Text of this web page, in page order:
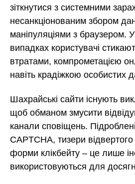
зіткнутися з системними
несанкціонованим збором
маніпуляціями з браузером.
випадках користувачі
втратами, компрометацією
навіть крадіжкою особистих
Шахрайські сайти існують
щоб обманом змусити
канали сповіщень.
CAPTCHA, тизери відвертого
форми клікбейту – це лише
використовуються для